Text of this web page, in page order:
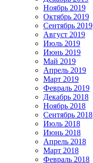
Ноябрь 2019
Октябрь 2019
Сентябрь 2019
Август 2019
Июль 2019
Июнь 2019
Май 2019
Апрель 2019
Март 2019
Февраль 2019
Декабрь 2018
Ноябрь 2018
Сентябрь 2018
Июль 2018
Июнь 2018
Апрель 2018
Март 2018
Февраль 2018